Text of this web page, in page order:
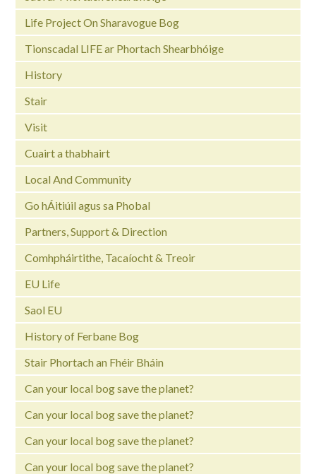
Life Project On Sharavogue Bog
Tionscadal LIFE ar Phortach Shearbhóige
History
Stair
Visit
Cuairt a thabhairt
Local And Community
Go hÁitiúil agus sa Phobal
Partners, Support & Direction
Comhpháirtithe, Tacaíocht & Treoir
EU Life
Saol EU
History of Ferbane Bog
Stair Phortach an Fhéir Bháin
Can your local bog save the planet?
Can your local bog save the planet?
Can your local bog save the planet?
Can your local bog save the planet?